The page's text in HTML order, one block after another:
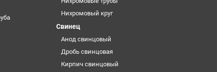
Нихромовый круг
Свинец
Анод свинцовый
Дробь свинцовая
Кирпич свинцовый